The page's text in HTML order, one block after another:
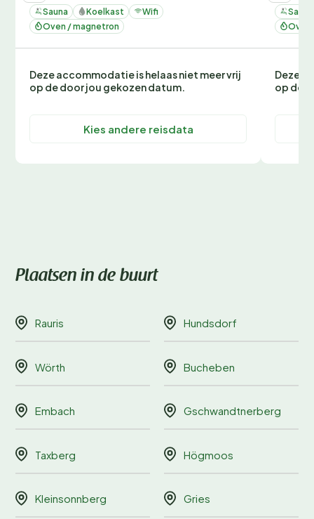
Sauna Koelkast
Wifi
Oven / magnetron
Deze accommodatie is helaas niet meer vrij
op de door jou gekozen datum.
Kies andere reisdata
Sauna
Oven
Deze
op de
Plaatsen in de buurt
Rauris Hundsdorf
Wörth Bucheben
Embach Gschwandtnerberg
Taxberg Högmoos
Kleinsonnberg Gries